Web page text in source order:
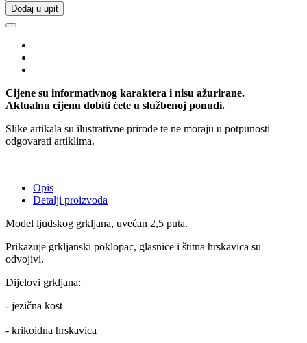
Dodaj u upit
Cijene su informativnog karaktera i nisu ažurirane.
Aktualnu cijenu dobiti ćete u službenoj ponudi.
Slike artikala su ilustrativne prirode te ne moraju u potpunosti
odgovarati artiklima.
Opis
Detalji proizvoda
Model ljudskog grkljana, uvećan 2,5 puta.
Prikazuje grkljanski poklopac, glasnice i štitna hrskavica su
odvojivi.
Dijelovi grkljana:
- jezična kost
- krikoidna hrskavica